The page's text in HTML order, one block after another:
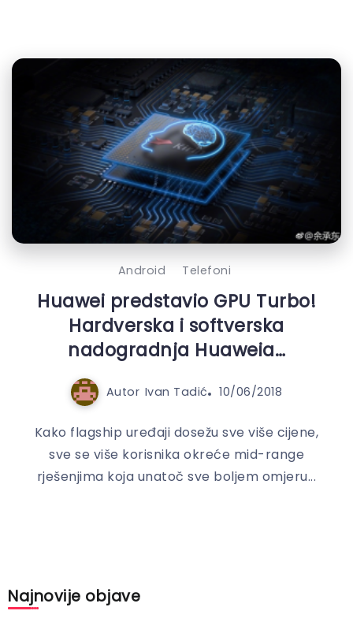
Android Telefoni
Huawei predstavio GPU Turbo!
Hardverska i softverska
nadogradnja Huaweia…
Autor Ivan Tadić 10/06/2018
Kako flagship uređaji dosežu sve više cijene,
sve se više korisnika okreće mid-range
rješenjima koja unatoč sve boljem omjeru...
Najnovije objave